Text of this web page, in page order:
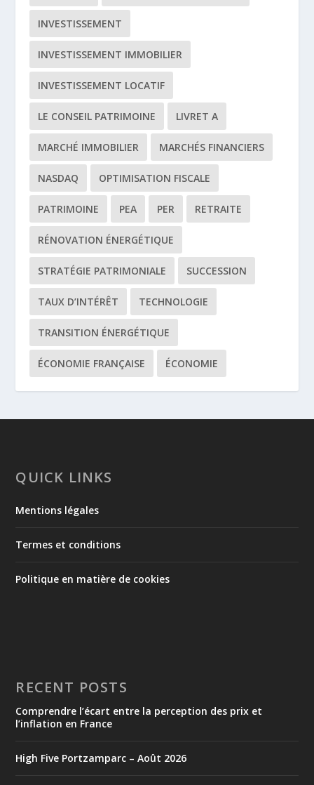
INVESTISSEMENT
INVESTISSEMENT IMMOBILIER
INVESTISSEMENT LOCATIF
LE CONSEIL PATRIMOINE LIVRET A
MARCHÉ IMMOBILIER MARCHÉS FINANCIERS
NASDAQ OPTIMISATION FISCALE
PATRIMOINE PEA PER RETRAITE
RÉNOVATION ÉNERGÉTIQUE
STRATÉGIE PATRIMONIALE SUCCESSION
TAUX D’INTÉRÊT TECHNOLOGIE
TRANSITION ÉNERGÉTIQUE
ÉCONOMIE FRANÇAISE ÉCONOMIE
QUICK LINKS
Mentions légales
Termes et conditions
Politique en matière de cookies
RECENT POSTS
Comprendre l’écart entre la perception des prix et
l’inflation en France
High Five Portzamparc – Août 2026